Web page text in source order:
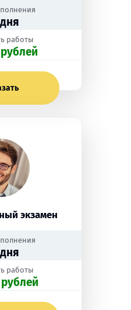
работы
экзамен
работы